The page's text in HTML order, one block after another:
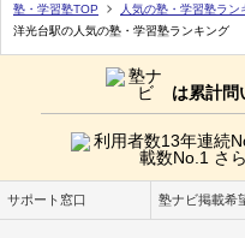
塾・学習塾TOP 人気の塾・学習塾ラン
洋光台駅の人気の塾・学習塾ランキング
は累計問
サポート窓口 塾ナビ掲載希